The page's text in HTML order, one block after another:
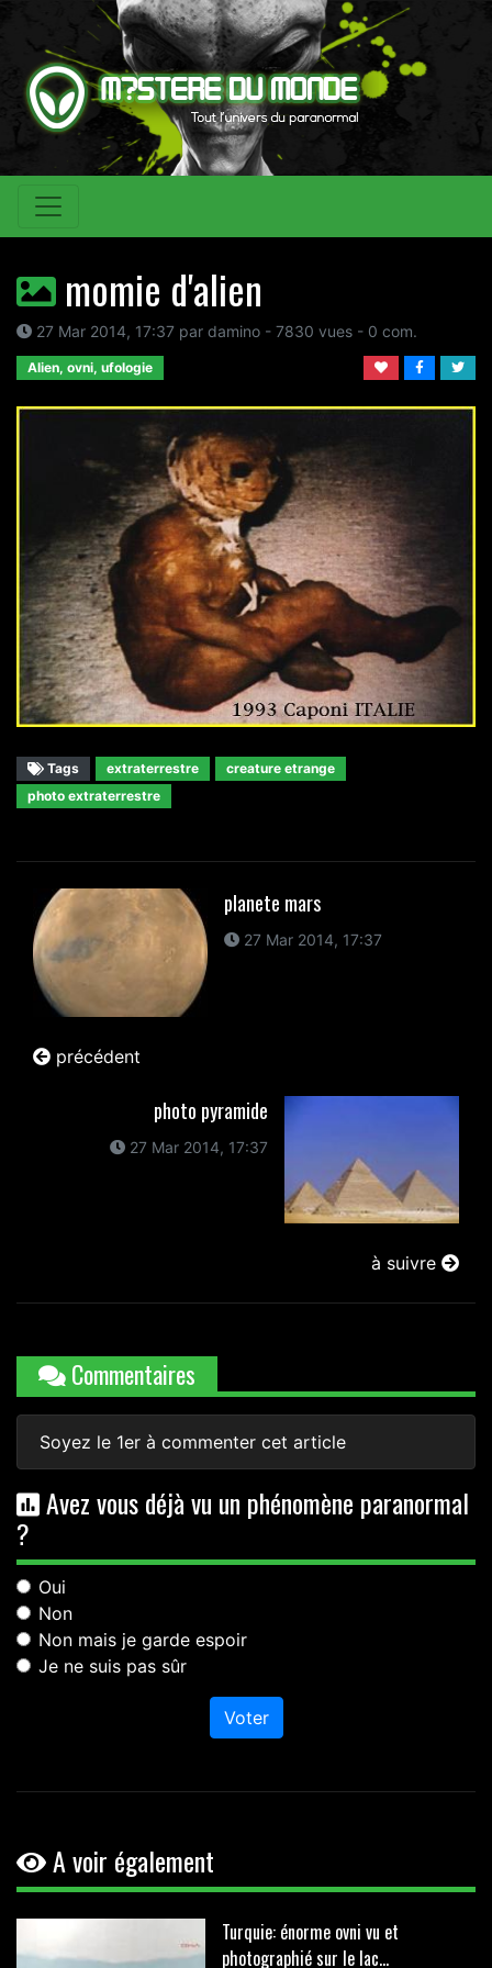
momie d'alien
27 Mar 2014, 17:37 par damino - 7830 vues - 0 com.
Alien, ovni, ufologie
Tags extraterrestre
creature etrange
photo extraterrestre
planete mars
27 Mar 2014, 17:37
précédent
photo pyramide
27 Mar 2014, 17:37
à suivre
Commentaires
Soyez le 1er à commenter cet article
Avez vous déjà vu un phénomène paranormal
?
Oui
Non
Non mais je garde espoir
Je ne suis pas sûr
Voter
A voir également
Turquie: énorme ovni vu et
photographié sur le lac...